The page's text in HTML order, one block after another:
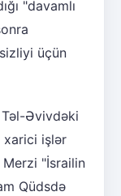
"davamlı
üçün
Əvivdəki
xarici işlər
Merzi "İsrailin
Qüdsdə